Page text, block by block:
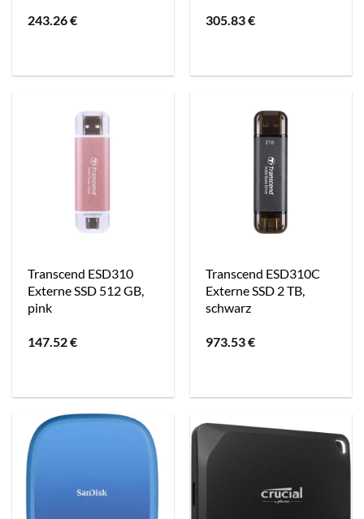
243.26€ 305.83€
Transcend ESD310
Externe SSD 512 GB,
pink
147.52€
Transcend ESD310C
Externe SSD 2 TB,
schwarz
973.53€